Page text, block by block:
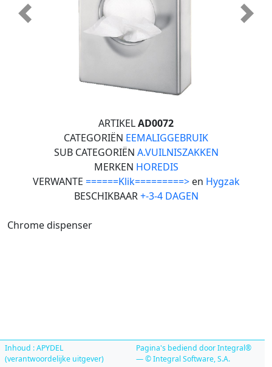
Vorige
ARTIKELAD0072
CATEGORIËN EEMALIGGEBRUIK
SUB CATEGORIËN A.VUILNISZAKKEN
MERKEN HOREDIS
VERWANTE ======Klik=========>en Hygzak
BESCHIKBAAR+-3-4 DAGEN
Chrome dispenser
Inhoud : APYDEL
(verantwoordelijke uitgever)
Pagina's bediend door Integral®
— © Integral Software, S.A.